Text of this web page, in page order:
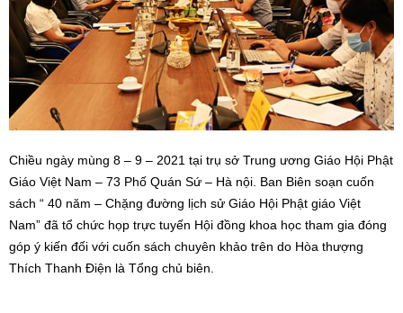
Chiều ngày mùng 8 – 9 – 2021 tại trụ sở Trung ương Giáo Hội Phật
Giáo Việt Nam – 73 Phố Quán Sứ – Hà nội. Ban Biên soạn cuốn
sách “ 40 năm – Chặng đường lịch sử Giáo Hội Phật giáo Việt
Nam” đã tổ chức họp trực tuyến Hội đồng khoa học tham gia đóng
góp ý kiến đối với cuốn sách chuyên khảo trên do Hòa thượng
Thích Thanh Điện là Tổng chủ biên.